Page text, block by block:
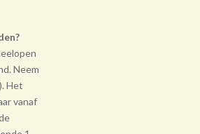
Neem
Het
vanaf